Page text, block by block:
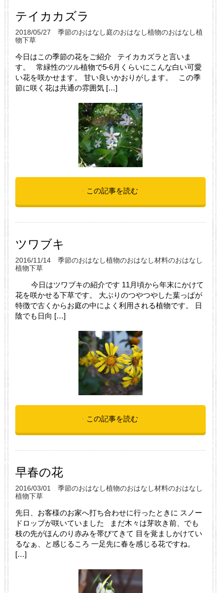
テイカカズラ
2018/05/27 季節のおはなし庭のおはなし植物のおはなし植
物下草
今日はこの季節の花をご紹介 テイカカズラと言いま
す。 常緑性のツル植物で5-6月くらいにこんな白い可愛
い花を咲かせます。 甘い良いかおりがします。 この季
節に咲く花は共通の雰囲気 […]
この記事を読む
ツワブキ
2016/11/14 季節のおはなし植物のおはなし材料のおはなし
植物下草
今日はツワブキの紹介です 11月頃から年末にかけて
花を咲かせる下草です。 大ぶりのつやつやした葉っぱが
特徴で古くからお庭の中によく利用される植物です。 日
陰でも日向 […]
この記事を読む
早春の花
2016/03/01 季節のおはなし植物のおはなし材料のおはなし
植物下草
先日、お客様のお家へ打ち合わせに行ったときに スノー
ドロップが咲いていました まだ木々は芽吹き前、でも
枝の先がほんのり赤みを帯びてきて 目を覚ましかけてい
るなぁ、と感じるころ 一足先に春を感じる花ですね。
[…]